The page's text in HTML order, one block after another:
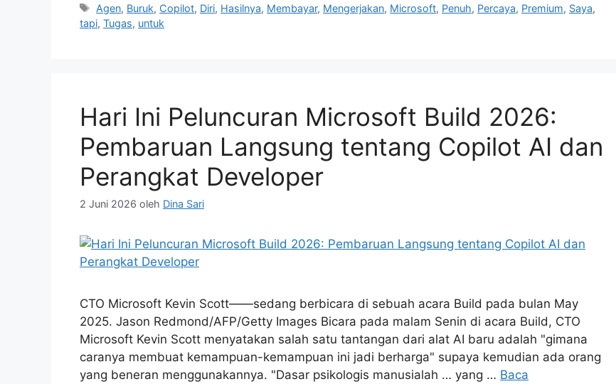
Tag
Agen, Buruk, Copilot, Diri, Hasilnya, Membayar, Mengerjakan, Microsoft, Penuh, Percaya, Premium, Saya,
tapi, Tugas, untuk
Hari Ini Peluncuran Microsoft Build 2026:
Pembaruan Langsung tentang Copilot AI dan
Perangkat Developer
2 Juni 2026 oleh Dina Sari
CTO Microsoft Kevin Scott——sedang berbicara di sebuah acara Build pada bulan May
2025. Jason Redmond/AFP/Getty Images Bicara pada malam Senin di acara Build, CTO
Microsoft Kevin Scott menyatakan salah satu tantangan dari alat AI baru adalah "gimana
caranya membuat kemampuan-kemampuan ini jadi berharga" supaya kemudian ada orang
yang beneran menggunakannya. "Dasar psikologis manusialah … yang … Baca